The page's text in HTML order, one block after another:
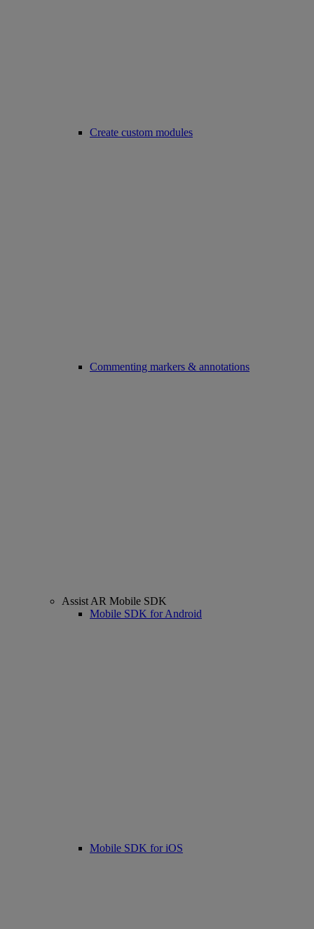
Create custom modules
Commenting markers & annotations
Assist AR Mobile SDK
Mobile SDK for Android
Mobile SDK for iOS